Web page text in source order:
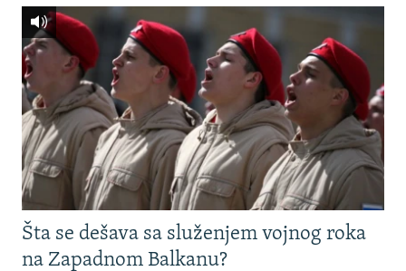
Šta se dešava sa služenjem vojnog roka
na Zapadnom Balkanu?